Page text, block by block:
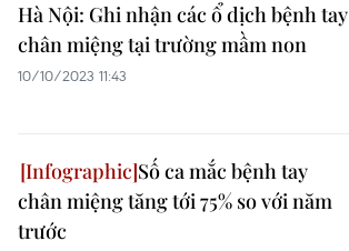
Hà Nội: Ghi nhận các ổ dịch bệnh tay
chân miệng tại trường mầm non
10/10/2023 11:43
Số ca mắc bệnh tay
chân miệng tăng tới 75% so với năm
trước